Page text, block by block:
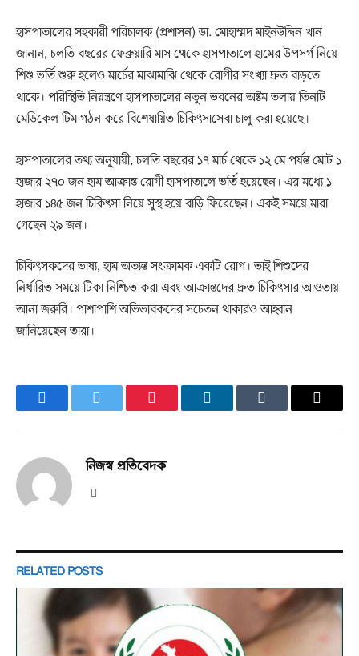
হাসপাতালের সহকারী পরিচালক (প্রশাসন) ডা. মোহাম্মদ মাইনউদ্দিন খান
জানান, চলতি বছরের ফেব্রুয়ারি মাস থেকে হাসপাতালে হামের উপসর্গ নিয়ে
শিশু ভর্তি শুরু হলেও মার্চের মাঝামাঝি থেকে রোগীর সংখ্যা দ্রুত বাড়তে
থাকে। পরিস্থিতি নিয়ন্ত্রণে হাসপাতালের নতুন ভবনের অষ্টম তলায় তিনটি
মেডিকেল টিম গঠন করে বিশেষায়িত চিকিৎসাসেবা চালু করা হয়েছে।
হাসপাতালের তথ্য অনুযায়ী, চলতি বছরের ১৭ মার্চ থেকে ১২ মে পর্যন্ত মোট ১
হাজার ২৭০ জন হাম আক্রান্ত রোগী হাসপাতালে ভর্তি হয়েছেন। এর মধ্যে ১
হাজার ১৪৫ জন চিকিৎসা নিয়ে সুস্থ হয়ে বাড়ি ফিরেছেন। একই সময়ে মারা
গেছেন ২৯ জন।
চিকিৎসকদের ভাষ্য, হাম অত্যন্ত সংক্রামক একটি রোগ। তাই শিশুদের
নির্ধারিত সময়ে টিকা নিশ্চিত করা এবং আক্রান্তদের দ্রুত চিকিৎসার আওতায়
আনা জরুরি। পাশাপাশি অভিভাবকদের সচেতন থাকারও আহ্বান
জানিয়েছেন তারা।
FacebookTwitter PinterestLinkedInTumblr Email
নিজস্ব প্রতিবেদক
RELATED POSTS